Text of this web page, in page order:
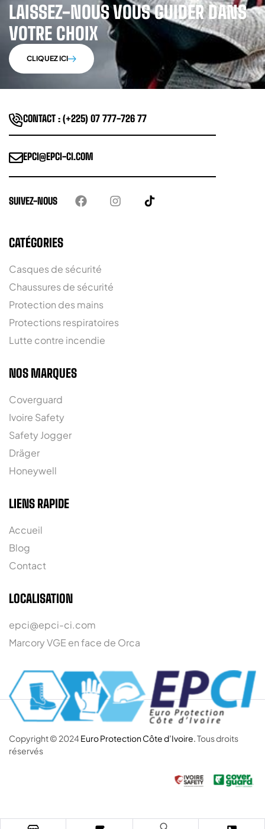
LAISSEZ-NOUS VOUS GUIDER DANS
VOTRE CHOIX
CLIQUEZ ICI
CONTACT : (+225) 07 777-726 77
EPCI@EPCI-CI.COM
SUIVEZ-NOUS
CATÉGORIES
Casques de sécurité
Chaussures de sécurité
Protection des mains
Protections respiratoires
Lutte contre incendie
NOS MARQUES
Coverguard
Ivoire Safety
Safety Jogger
Dräger
Honeywell
LIENS RAPIDE
Accueil
Blog
Contact
LOCALISATION
epci@epci-ci.com
Marcory VGE en face de Orca
Copyright © 2024 Euro Protection Côte d’Ivoire.Tous droits
réservés